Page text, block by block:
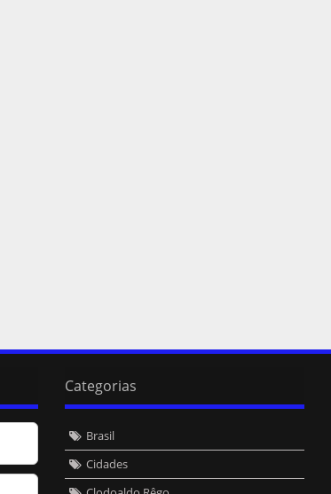
Categorias
Brasil
Cidades